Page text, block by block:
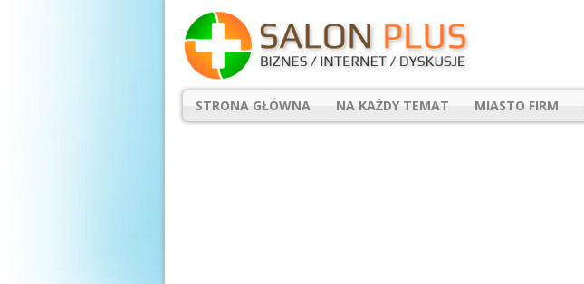
STRONA GŁÓWNA NA KAŻDY TEMAT MIASTO FIRM